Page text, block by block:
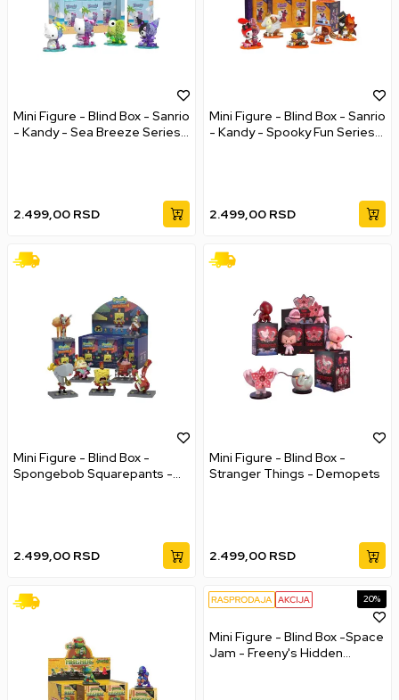
Mini Figure - Blind Box - Sanrio
- Kandy - Sea Breeze Series
2.499,00 RSD
Mini Figure - Blind Box - Sanrio
- Kandy - Spooky Fun Series
2.499,00 RSD
Mini Figure - Blind Box -
Spongebob Squarepants -
2.499,00 RSD
Mini Figure - Blind Box -
Stranger Things - Demopets
2.499,00 RSD
20%
Mini Figure - Blind Box -Space
Jam - Freeny's Hidden